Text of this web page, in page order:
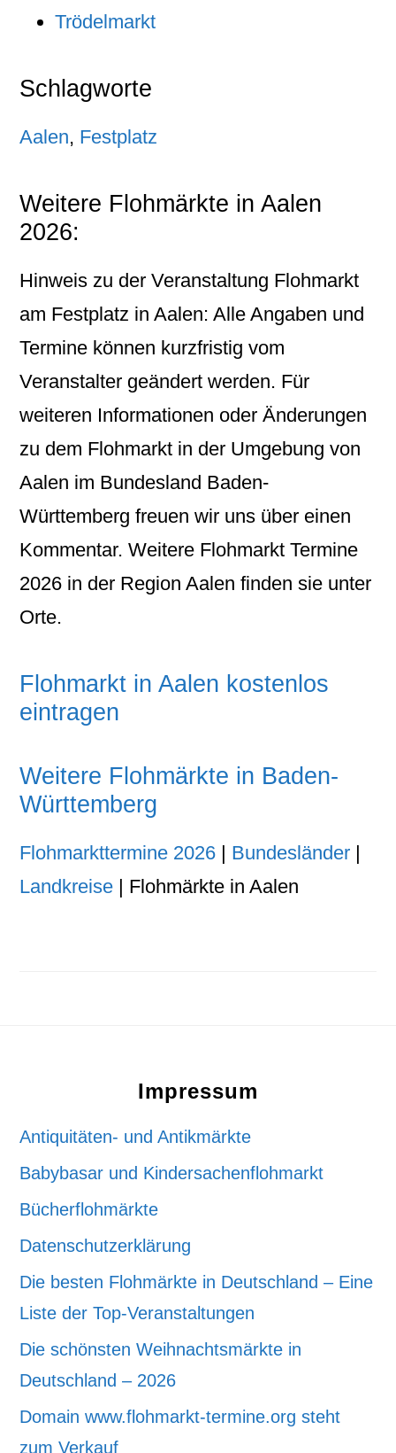
Trödelmarkt
Schlagworte
Aalen, Festplatz
Weitere Flohmärkte in Aalen
2026:
Hinweis zu der Veranstaltung Flohmarkt
am Festplatz in Aalen: Alle Angaben und
Termine können kurzfristig vom
Veranstalter geändert werden. Für
weiteren Informationen oder Änderungen
zu dem Flohmarkt in der Umgebung von
Aalen im Bundesland Baden-
Württemberg freuen wir uns über einen
Kommentar. Weitere Flohmarkt Termine
2026 in der Region Aalen finden sie unter
Orte.
Flohmarkt in Aalen kostenlos
eintragen
Weitere Flohmärkte in Baden-
Württemberg
Flohmarkttermine 2026 | Bundesländer |
Landkreise | Flohmärkte in Aalen
Impressum
Antiquitäten- und Antikmärkte
Babybasar und Kindersachenflohmarkt
Bücherflohmärkte
Datenschutzerklärung
Die besten Flohmärkte in Deutschland – Eine
Liste der Top-Veranstaltungen
Die schönsten Weihnachtsmärkte in
Deutschland – 2026
Domain www.flohmarkt-termine.org steht
zum Verkauf